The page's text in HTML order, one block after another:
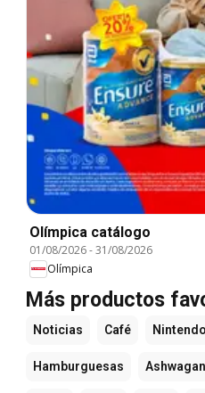
Olímpica catálogo
01/08/2026-31/08/2026
Olímpica
Más productos
Noticias Café
Hamburguesas